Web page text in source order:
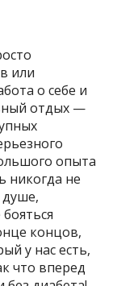
или
о себе и
отдых —
опыта
никогда не
концов,
у нас есть,
что вперед